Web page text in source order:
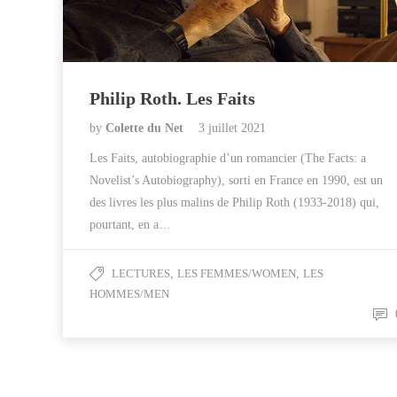
Philip Roth. Les Faits
by Colette du Net 3 juillet 2021
Les Faits, autobiographie d’un romancier (The Facts: a
Novelist’s Autobiography), sorti en France en 1990, est un
des livres les plus malins de Philip Roth (1933-2018) qui,
pourtant, en a…
LECTURES LES FEMMES/WOMEN LES
HOMMES/MEN